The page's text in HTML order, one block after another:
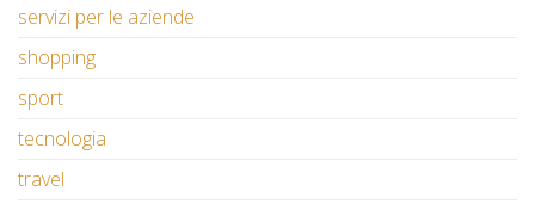
servizi per le aziende
shopping
sport
tecnologia
travel